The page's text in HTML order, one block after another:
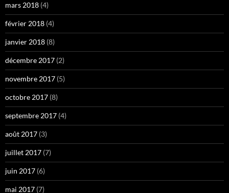
mars 2018 (4)
février 2018 (4)
janvier 2018 (8)
décembre 2017 (2)
novembre 2017 (5)
octobre 2017 (8)
septembre 2017 (4)
août 2017 (3)
juillet 2017 (7)
juin 2017 (6)
mai 2017 (7)